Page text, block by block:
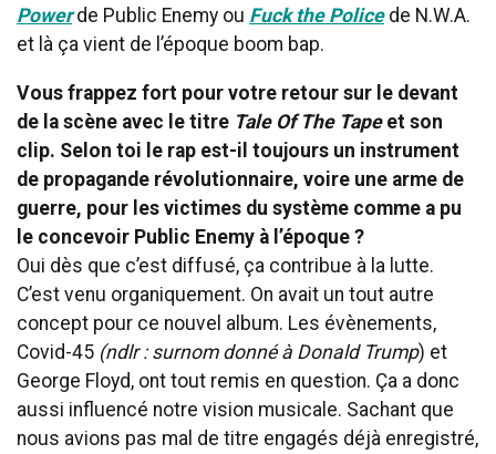
Powerde Public Enemy ou Fuck the Policede N.W.A.
et là ça vient de l’époque boom bap.
Vous frappez fort pour votre retour sur le devant
de la scène avec le titre Tale Of The Tapeet son
clip. Selon toi le rap est-il toujours un instrument
de propagande révolutionnaire, voire une arme de
guerre, pour les victimes du système comme a pu
le concevoir Public Enemy à l’époque ?
Oui dès que c’est diffusé, ça contribue à la lutte.
C’est venu organiquement. On avait un tout autre
concept pour ce nouvel album. Les évènements,
Covid-45 (ndlr : surnom donné à Donald Trump) et
George Floyd, ont tout remis en question. Ça a donc
aussi influencé notre vision musicale. Sachant que
nous avions pas mal de titre engagés déjà enregistré,